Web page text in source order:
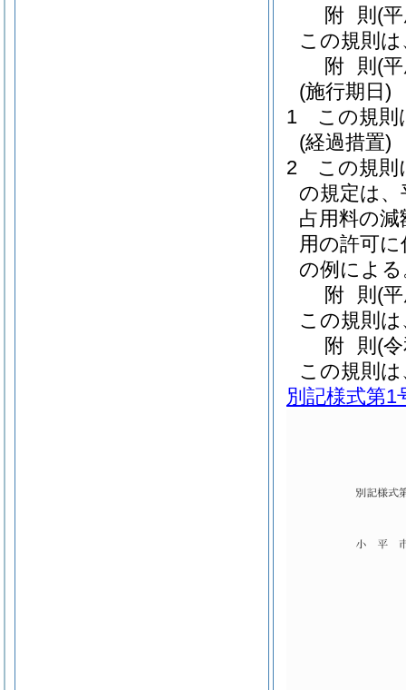
附 則 (
この規則
附 則 (
(施行期日)
1
この規則
(経過措置)
2
この規則
の規定は
占用料の
用の許可
の例による
附 則 (
この規則
附 則 (
この規則
別記様式第1